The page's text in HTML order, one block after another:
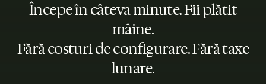
Începe în câteva minute. Fii plătit
mâine.
Fără costuri de configurare. Fără taxe
lunare.